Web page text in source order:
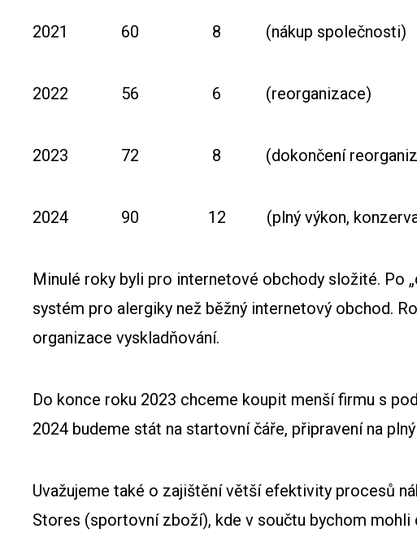
2021 60 8 (nákup společnosti)
2022 56 6 (reorganizace)
2023 72 8 (dokončení reorganizace,
2024 90 12 (plný výkon, konzervativní
Minulé roky byli pro internetové obchody složité. Po
systém pro alergiky než běžný internetový obchod.
organizace vyskladňování.
Do konce roku 2023 chceme koupit menší firmu s
2024 budeme stát na startovní čáře, připravení na
Uvažujeme také o zajištění větší efektivity procesů
Stores (sportovní zboží), kde v součtu bychom